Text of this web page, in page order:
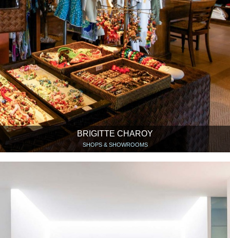
BRIGITTE CHAROY
SHOPS & SHOWROOMS